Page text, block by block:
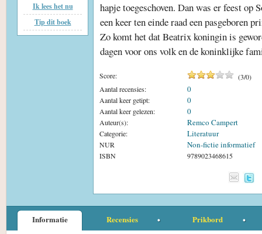
Ik lees het nu
Tip dit boek
hapje toegeschoven. Dan was er feest op
een keer ten einde raad een pasgeboren
Zo komt het dat Beatrix koningin is
dagen voor ons volk en de koninklijke
Score: (3/0)
Aantal recensies:
0
Aantal keer getipt: 0
Aantal keer gelezen: 0
Auteur(s): Remco Campert
Categorie: Literatuur
NUR Non-fictie informatief
ISBN 9789023468615
Informatie Recensies Prikbord